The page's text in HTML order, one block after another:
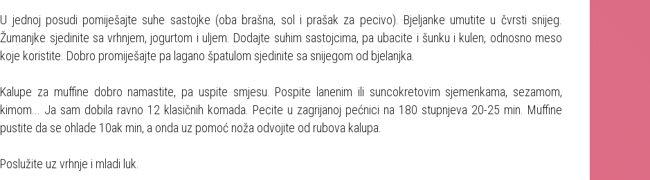
U jednoj posudi pomiješajte suhe sastojke (oba brašna, sol i prašak za pecivo). Bjeljanke umutite u čvrsti snijeg.
Žumanjke sjedinite sa vrhnjem, jogurtom i uljem. Dodajte suhim sastojcima, pa ubacite i šunku i kulen, odnosno meso
koje koristite. Dobro promiješajte pa lagano špatulom sjedinite sa snijegom od bjelanjka.
Kalupe za muffine dobro namastite, pa uspite smjesu. Pospite lanenim ili suncokretovim sjemenkama, sezamom,
kimom... Ja sam dobila ravno 12 klasičnih komada. Pecite u zagrijanoj pećnici na 180 stupnjeva 20-25 min. Muffine
pustite da se ohlade 10ak min, a onda uz pomoć noža odvojite od rubova kalupa.
Poslužite uz vrhnje i mladi luk.